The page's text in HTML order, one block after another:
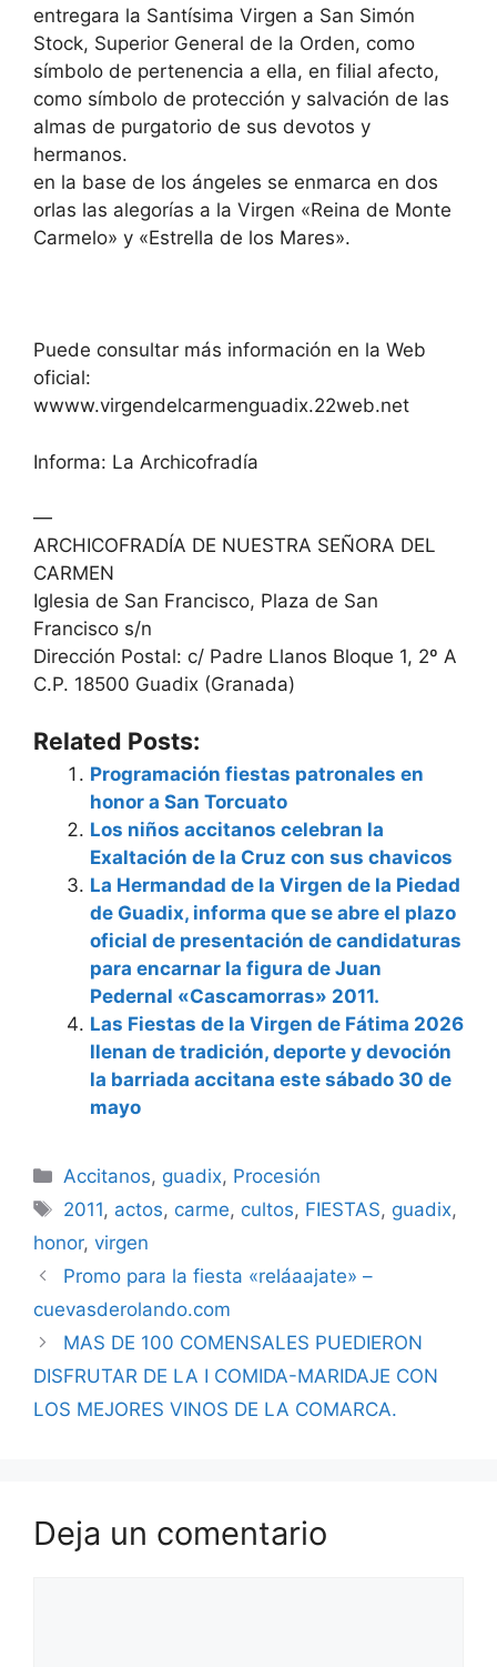
entregara la Santísima Virgen a San Simón
Stock, Superior General de la Orden, como
símbolo de pertenencia a ella, en filial afecto,
como símbolo de protección y salvación de las
almas de purgatorio de sus devotos y
hermanos.
en la base de los ángeles se enmarca en dos
orlas las alegorías a la Virgen «Reina de Monte
Carmelo» y «Estrella de los Mares».
Puede consultar más información en la Web
oficial:
wwww.virgendelcarmenguadix.22web.net
Informa: La Archicofradía
—
ARCHICOFRADÍA DE NUESTRA SEÑORA DEL
CARMEN
Iglesia de San Francisco, Plaza de San
Francisco s/n
Dirección Postal: c/ Padre Llanos Bloque 1, 2º A
C.P. 18500 Guadix (Granada)
Related Posts:
Programación fiestas patronales en
honor a San Torcuato
Los niños accitanos celebran la
Exaltación de la Cruz con sus chavicos
La Hermandad de la Virgen de la Piedad
de Guadix, informa que se abre el plazo
oficial de presentación de candidaturas
para encarnar la figura de Juan
Pedernal «Cascamorras» 2011.
Las Fiestas de la Virgen de Fátima 2026
llenan de tradición, deporte y devoción
la barriada accitana este sábado 30 de
mayo
Categorías
Accitanos, guadix, Procesión
Etiquetas
2011, actos, carme, cultos, FIESTAS, guadix,
honor, virgen
Promo para la fiesta «reláaajate» –
cuevasderolando.com
MAS DE 100 COMENSALES PUEDIERON
DISFRUTAR DE LA I COMIDA-MARIDAJE CON
LOS MEJORES VINOS DE LA COMARCA.
Deja un comentario